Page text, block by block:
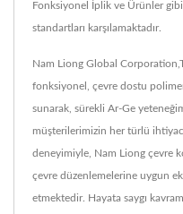
Fonksiyonel İplik ve Ürünler
standartları karşılamaktadır.
Nam Liong Global
fonksiyonel, çevre dostu
sunarak, sürekli Ar-Ge
müşterilerimizin her türlü
deneyimiyle, Nam Liong çevre
çevre düzenlemelerine uygun
etmektedir. Hayata saygı